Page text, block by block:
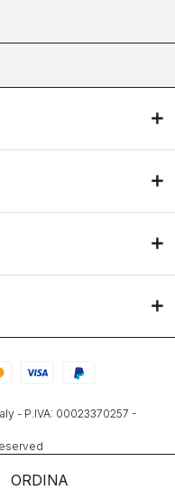
ORDINA
- P.IVA: 00023370257 -